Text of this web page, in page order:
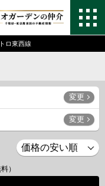
ロ東西線
変更
変更
）